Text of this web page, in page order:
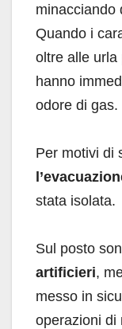
minacciando
Quando i
oltre alle urla
hanno
odore di gas.
Per motivi di
stata isolata.
Sul posto
artificieri,
messo in
operazioni di